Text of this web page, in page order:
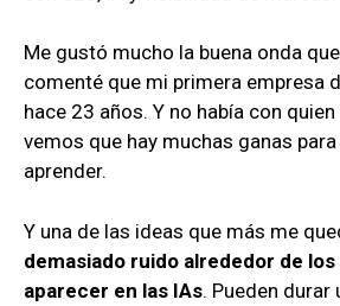
Me gustó mucho la buena onda
comenté que mi primera empresa
hace 23 años. Y no había con
vemos que hay muchas ganas
aprender.
Y una de las ideas que más me
demasiado ruido alrededor de
aparecer en las IAs. Pueden durar